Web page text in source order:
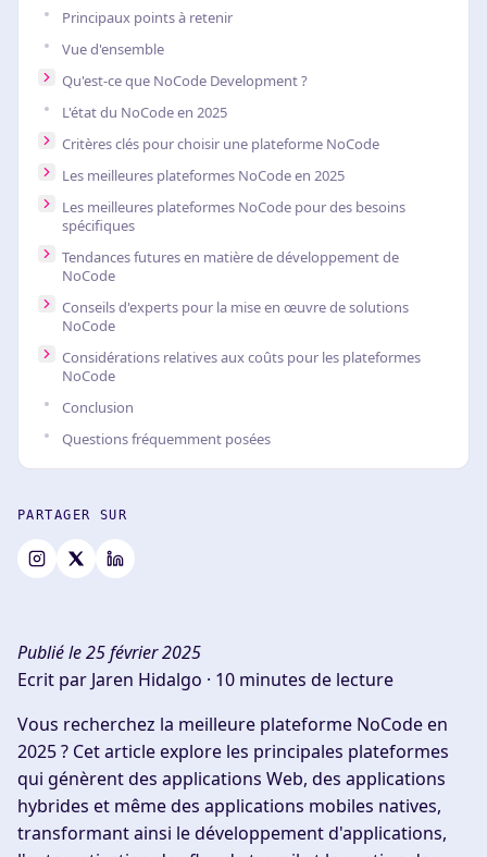
Principaux points à retenir
Vue d'ensemble
Qu'est-ce que NoCode Development ?
L'état du NoCode en 2025
Critères clés pour choisir une plateforme NoCode
Les meilleures plateformes NoCode en 2025
Les meilleures plateformes NoCode pour des besoins
spécifiques
Tendances futures en matière de développement de
NoCode
Conseils d'experts pour la mise en œuvre de solutions
NoCode
Considérations relatives aux coûts pour les plateformes
NoCode
Conclusion
Questions fréquemment posées
PARTAGER SUR
Publié le 25 février 2025
Ecrit par Jaren Hidalgo · 10 minutes de lecture
Vous recherchez la meilleure plateforme NoCode en
2025 ? Cet article explore les principales plateformes
qui génèrent des applications Web, des applications
hybrides et même des applications mobiles natives,
transformant ainsi le développement d'applications,